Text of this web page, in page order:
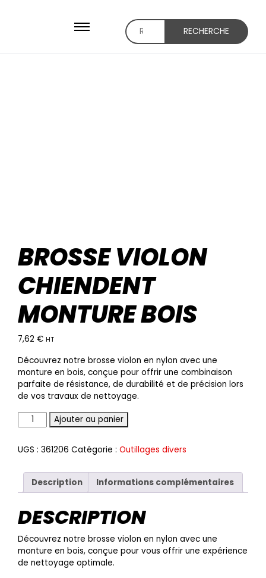
RECHERCHE
BROSSE VIOLON
CHIENDENT
MONTURE BOIS
7,62 € HT
Découvrez notre brosse violon en nylon avec une
monture en bois, conçue pour offrir une combinaison
parfaite de résistance, de durabilité et de précision lors
de vos travaux de nettoyage.
Ajouter au panier
UGS : 361206 Catégorie : Outillages divers
Description Informations complémentaires
DESCRIPTION
Découvrez notre brosse violon en nylon avec une
monture en bois, conçue pour vous offrir une expérience
de nettoyage optimale.